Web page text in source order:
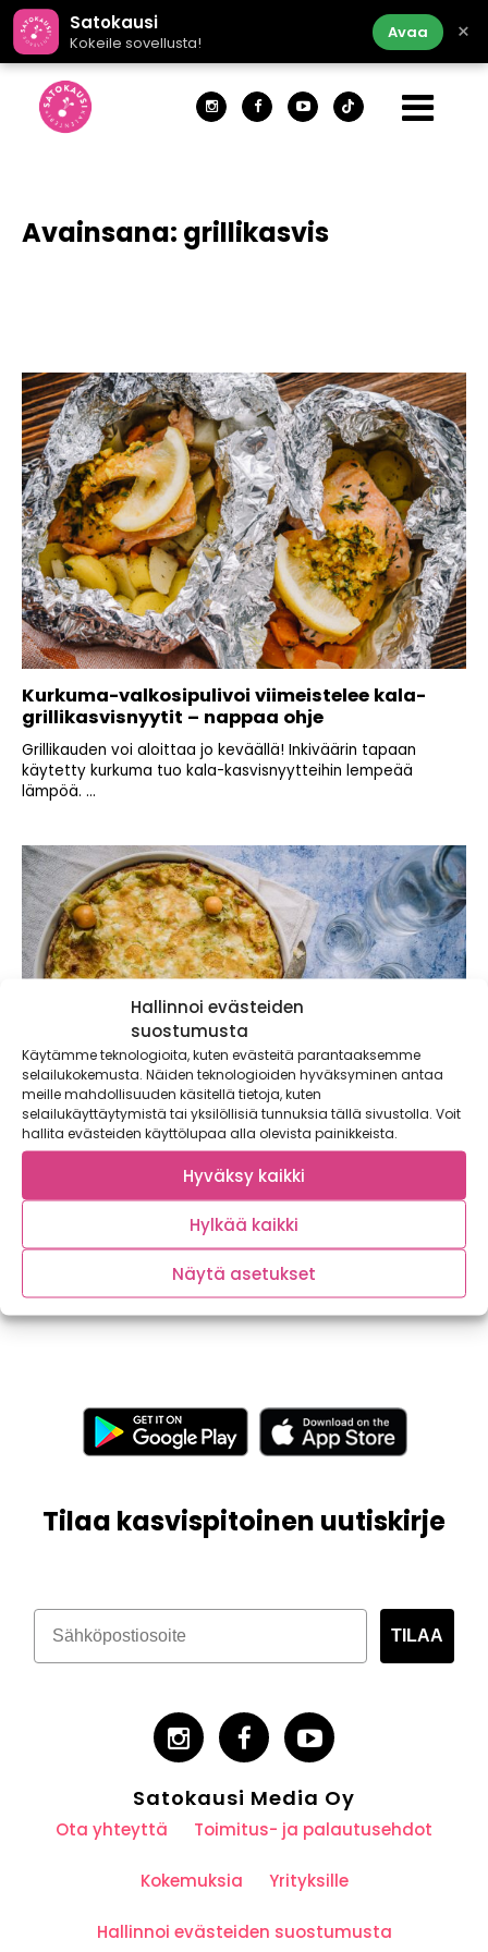
Hallinnoi evästeiden
suostumusta
Käytämme teknologioita, kuten evästeitä parantaaksemme
selailukokemusta. Näiden teknologioiden hyväksyminen antaa
meille mahdollisuuden käsitellä tietoja, kuten
selailukäyttäytymistä tai yksilöllisiä tunnuksia tällä sivustolla. Voit
hallita evästeiden käyttölupaa alla olevista painikkeista.
Hyväksy kaikki
Hylkää kaikki
Näytä asetukset
Satokausi
Kokeile sovellusta!
Avaa ×
Avainsana: grillikasvis
Kurkuma-valkosipulivoi viimeistelee kala-
grillikasvisnyytit – nappaa ohje
Grillikauden voi aloittaa jo keväällä! Inkiväärin tapaan
käytetty kurkuma tuo kala-kasvisnyytteihin lempeää
lämpöä. ...
Grillattu sitruunakanakulho vai kala-
kasvisnyytit kurkuma-valkosipulivoilla? Ota
haltuun uudet grillikasvikset!
Kaupallinen yhteistyö: Apetit Kevät tekee tuloaan ja aurinko
lämmittää päivä päivältä enemmän. Hanget hupenevat...
Tilaa kasvispitoinen uutiskirje
TILAA
Satokausi Media Oy
Ota yhteyttä Toimitus- ja palautusehdot
Kokemuksia Yrityksille
Hallinnoi evästeiden suostumusta